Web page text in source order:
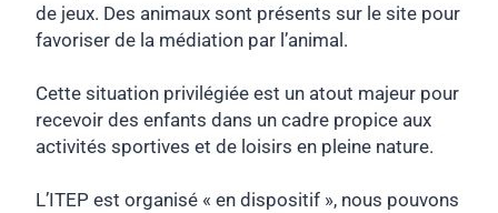
de jeux. Des animaux sont présents sur le site pour
favoriser de la médiation par l’animal.
Cette situation privilégiée est un atout majeur pour
recevoir des enfants dans un cadre propice aux
activités sportives et de loisirs en pleine nature.
L’ITEP est organisé « en dispositif », nous pouvons